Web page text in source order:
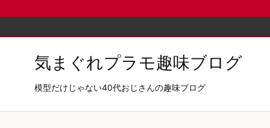
気まぐれプラモ趣味ブログ
模型だけじゃない40代おじさんの趣味ブログ